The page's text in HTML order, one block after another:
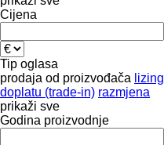
Cijena
Tip oglasa
prodaja od proizvođača lizing
doplatu (trade-in) razmjena
prikaži sve
Godina proizvodnje